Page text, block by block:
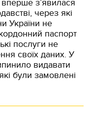
з’явилася
через які
України не
паспорт
послуги не
своїх даних. У
видавати
були замовлені